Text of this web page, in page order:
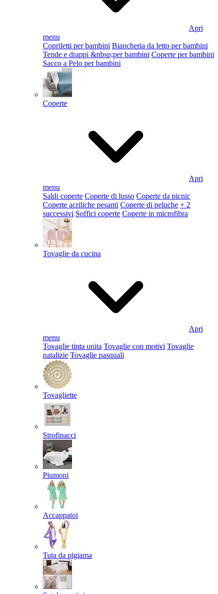
Apri
menu
Copriletti per bambini Biancheria da letto per bambini
Tende e drappi &nbsp;per bambini Coperte per bambini
Sacco a Pelo per bambini
Coperte
Apri
menu
Saldi coperte Coperte di lusso Coperte da picnic
Coperte acriliche pesanti Coperte di peluche + 2
successivi Soffici coperte Coperte in microfibra
Tovaglie da cucina
Apri
menu
Tovaglie tinta unita Tovaglie con motivi Tovaglie
natalizie Tovaglie pasquali
Tovagliette
Strofinacci
Piumoni
Accappatoi
Tuta da pigiama